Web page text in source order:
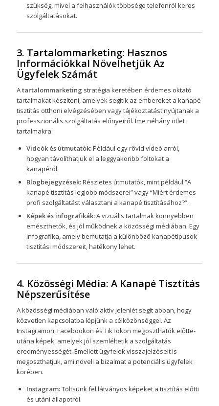
szükség, mivel a felhasználók többsége telefonról keres
szolgáltatásokat.
3. Tartalommarketing: Hasznos
Információkkal Növelhetjük Az
Ügyfelek Számát
Atartalommarketing stratégia keretében érdemes oktató
tartalmakat készíteni, amelyek segítik az embereket a kanapé
tisztítás otthoni elvégzésében vagy tájékoztatást nyújtanak a
professzionális szolgáltatás előnyeiről. Íme néhány ötlet
tartalmakra:
Videók és útmutatók:Például egy rövid videó arról,
hogyan távolíthatjuk el a leggyakoribb foltokat a
kanapéról.
Blogbejegyzések:Részletes útmutatók, mint például “A
kanapé tisztítás legjobb módszerei” vagy “Miért érdemes
profi szolgáltatást választani a kanapé tisztításához?”.
Képek és infografikák:A vizuális tartalmak könnyebben
emészthetők, és jól működnek a közösségi médiában. Egy
infografika, amely bemutatja a különböző kanapétípusok
tisztítási módszereit, hatékony lehet.
4. Közösségi Média: A Kanapé Tisztítás
Népszerűsítése
A közösségi médiában való aktív jelenlét segít abban, hogy
közvetlen kapcsolatba lépjünk a célközönséggel. Az
Instagramon, Facebookon és TikTokon megoszthatók előtte-
utána képek, amelyek jól szemléltetik a szolgáltatás
eredményességét. Emellett ügyfelek visszajelzéseit is
megoszthatjuk, ami növeli a bizalmat a potenciális ügyfelek
körében.
Instagram:Töltsünk fel látványos képeket a tisztítás előtti
és utáni állapotról.